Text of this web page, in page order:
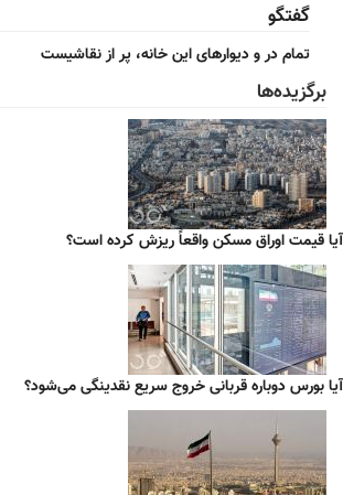
گفتگو
تمام در و دیوارهای این خانه، پر از نقاشیست
برگزیده‌ها
آیا قیمت اوراق مسکن واقعاً ریزش کرده است؟
آیا بورس دوباره قربانی خروج سریع نقدینگی می‌شود؟